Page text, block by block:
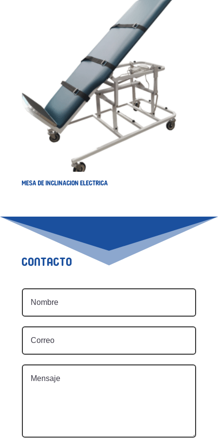
MESA DE INCLINACION ELECTRICA
Contacto